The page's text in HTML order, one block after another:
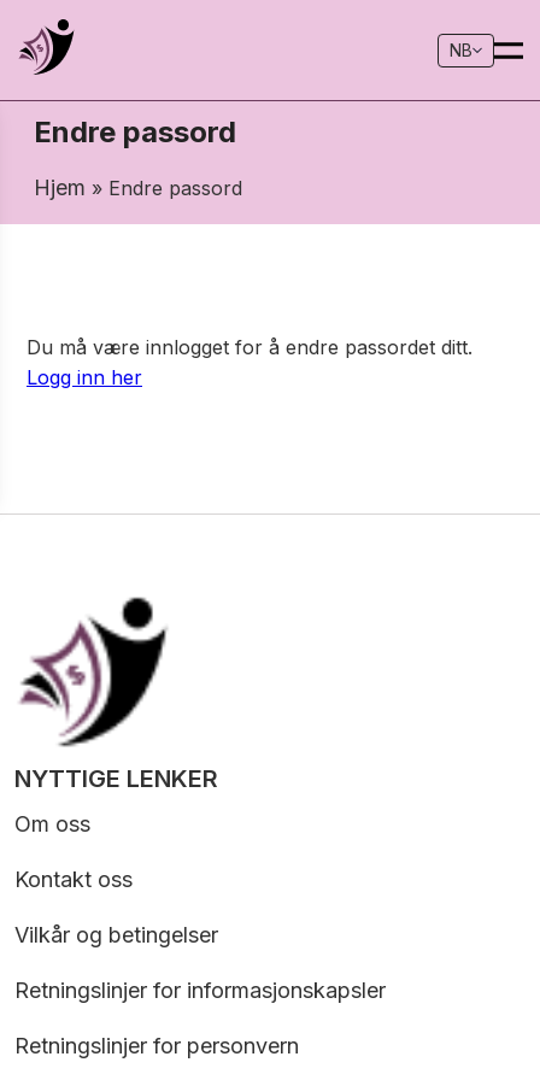
NB
Endre passord
Hjem » Endre passord
Du må være innlogget for å endre passordet ditt.
Logg inn her
NYTTIGE LENKER
Om oss
Kontakt oss
Vilkår og betingelser
Retningslinjer for informasjonskapsler
Retningslinjer for personvern